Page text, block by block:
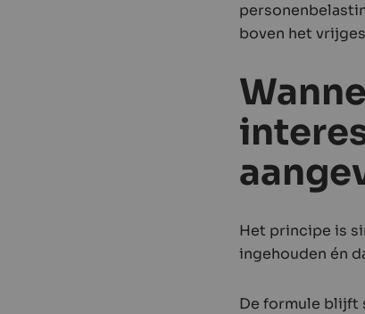
boven het
Het principe is
ingehouden én
De formule blijft